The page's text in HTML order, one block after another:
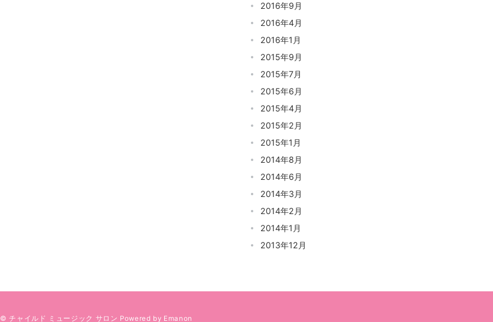
2016年9月
2016年4月
2016年1月
2015年9月
2015年7月
2015年6月
2015年4月
2015年2月
2015年1月
2014年8月
2014年6月
2014年3月
2014年2月
2014年1月
2013年12月
© チャイルド ミュージック サロン Powered by Emanon